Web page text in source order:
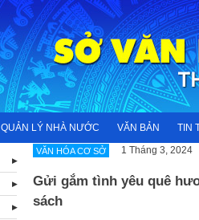
QUẢN LÝ NHÀ NƯỚC VĂN BẢN TIN
VĂN HÓA CƠ SỞ 1 Tháng 3, 2024
Gửi gắm tình yêu quê
sách